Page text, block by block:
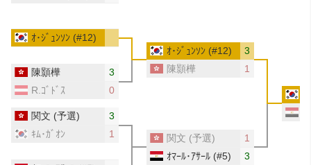
ｵ･ｼﾞｭﾝｿﾝ(#12)
陳顥樺
3
R.ｺﾞﾄﾞｽ
0
関文 (予選)
3
ｷﾑ･ｶﾞｵﾝ
1
ｵ･ｼﾞｭﾝｿﾝ(#12)
3
陳顥樺
1
関文 (予選)
1
ｵﾏｰﾙ･ｱｻｰﾙ(#5) 3